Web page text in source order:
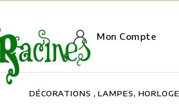
Mon Compte
DÉCORATIONS , LAMPES,